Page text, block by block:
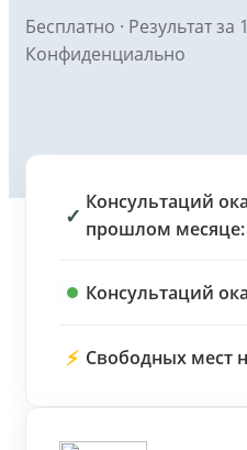
Бесплатно · Результат за
Конфиденциально
✓
Консультаций
прошлом месяце:
Консультаций
⚡ Свободных мест